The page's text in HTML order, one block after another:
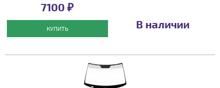
7100 ₽
КУПИТЬ В наличии